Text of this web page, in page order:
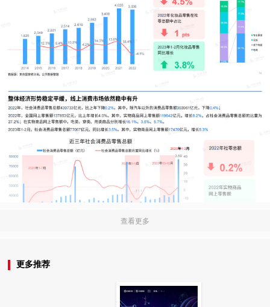
查看更多
更多推荐